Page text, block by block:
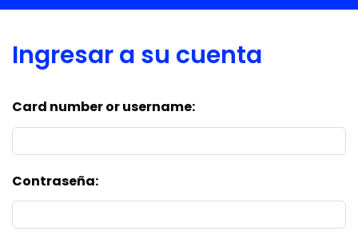
Ingresar a su cuenta
Card number or username:
Contraseña: